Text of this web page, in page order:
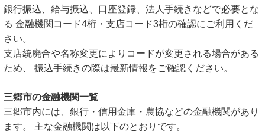
銀行振込、給与振込、口座登録、法人手続きなどで必要とな
る 金融機関コード4桁・支店コード3桁の確認にご利用くだ
さい。
支店統廃合や名称変更によりコードが変更される場合がある
ため、 振込手続きの際は最新情報をご確認ください。
三郷市の金融機関一覧
三郷市内には、銀行・信用金庫・農協などの金融機関があり
ます。 主な金融機関は以下のとおりです。